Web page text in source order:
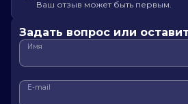
Ваш отзыв может быть первым.
Задать вопрос или
Имя
E-mail